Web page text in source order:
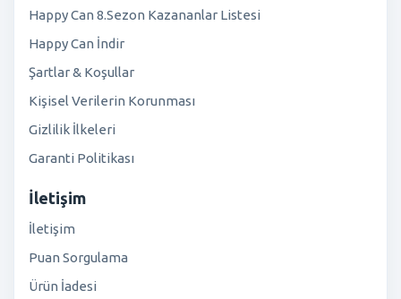
Happy Can 8.Sezon Kazananlar Listesi
Happy Can İndir
Şartlar & Koşullar
Kişisel Verilerin Korunması
Gizlilik İlkeleri
Garanti Politikası
İletişim
İletişim
Puan Sorgulama
Ürün İadesi